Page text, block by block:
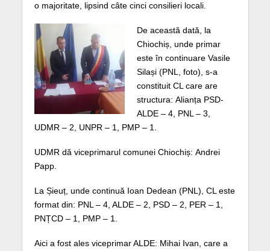
o majoritate, lipsind câte cinci consilieri locali.
De această dată, la
Chiochiș, unde primar
este în continuare Vasile
Silași (PNL, foto), s-a
constituit CL care are
structura: Alianța PSD-
ALDE – 4, PNL – 3,
UDMR – 2, UNPR – 1, PMP – 1.
UDMR dă viceprimarul comunei Chiochiș: Andrei
Papp.
La Șieuț, unde continuă Ioan Dedean (PNL), CL este
format din: PNL – 4, ALDE – 2, PSD – 2, PER – 1,
PNȚCD – 1, PMP – 1.
Aici a fost ales viceprimar ALDE: Mihai Ivan, care a